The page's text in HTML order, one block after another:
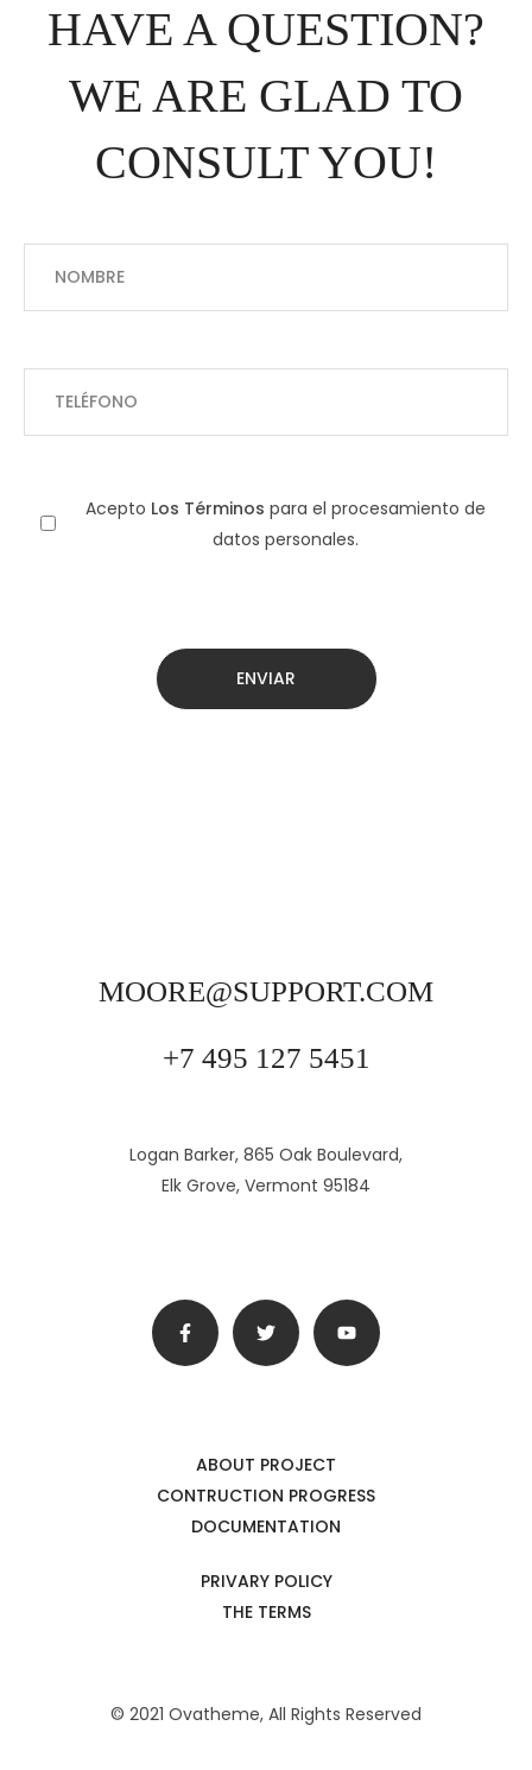
HAVE A QUESTION?
WE ARE GLAD TO
CONSULT YOU!
Acepto Los Términos para el procesamiento de
datos personales.
MOORE@SUPPORT.COM
+7 495 127 5451
Logan Barker, 865 Oak Boulevard,
Elk Grove, Vermont 95184
ABOUT PROJECT
CONTRUCTION PROGRESS
DOCUMENTATION
PRIVARY POLICY
THE TERMS
© 2021 Ovatheme, All Rights Reserved